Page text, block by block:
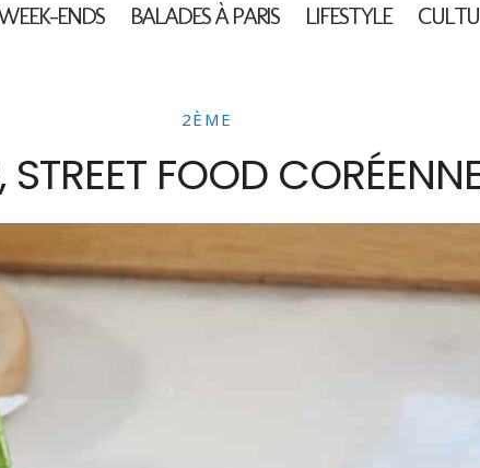
ENDS BALADES À PARIS LIFESTYLE
2ÈME
FOOD